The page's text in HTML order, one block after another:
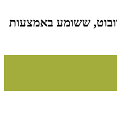
ששומע באמצעות